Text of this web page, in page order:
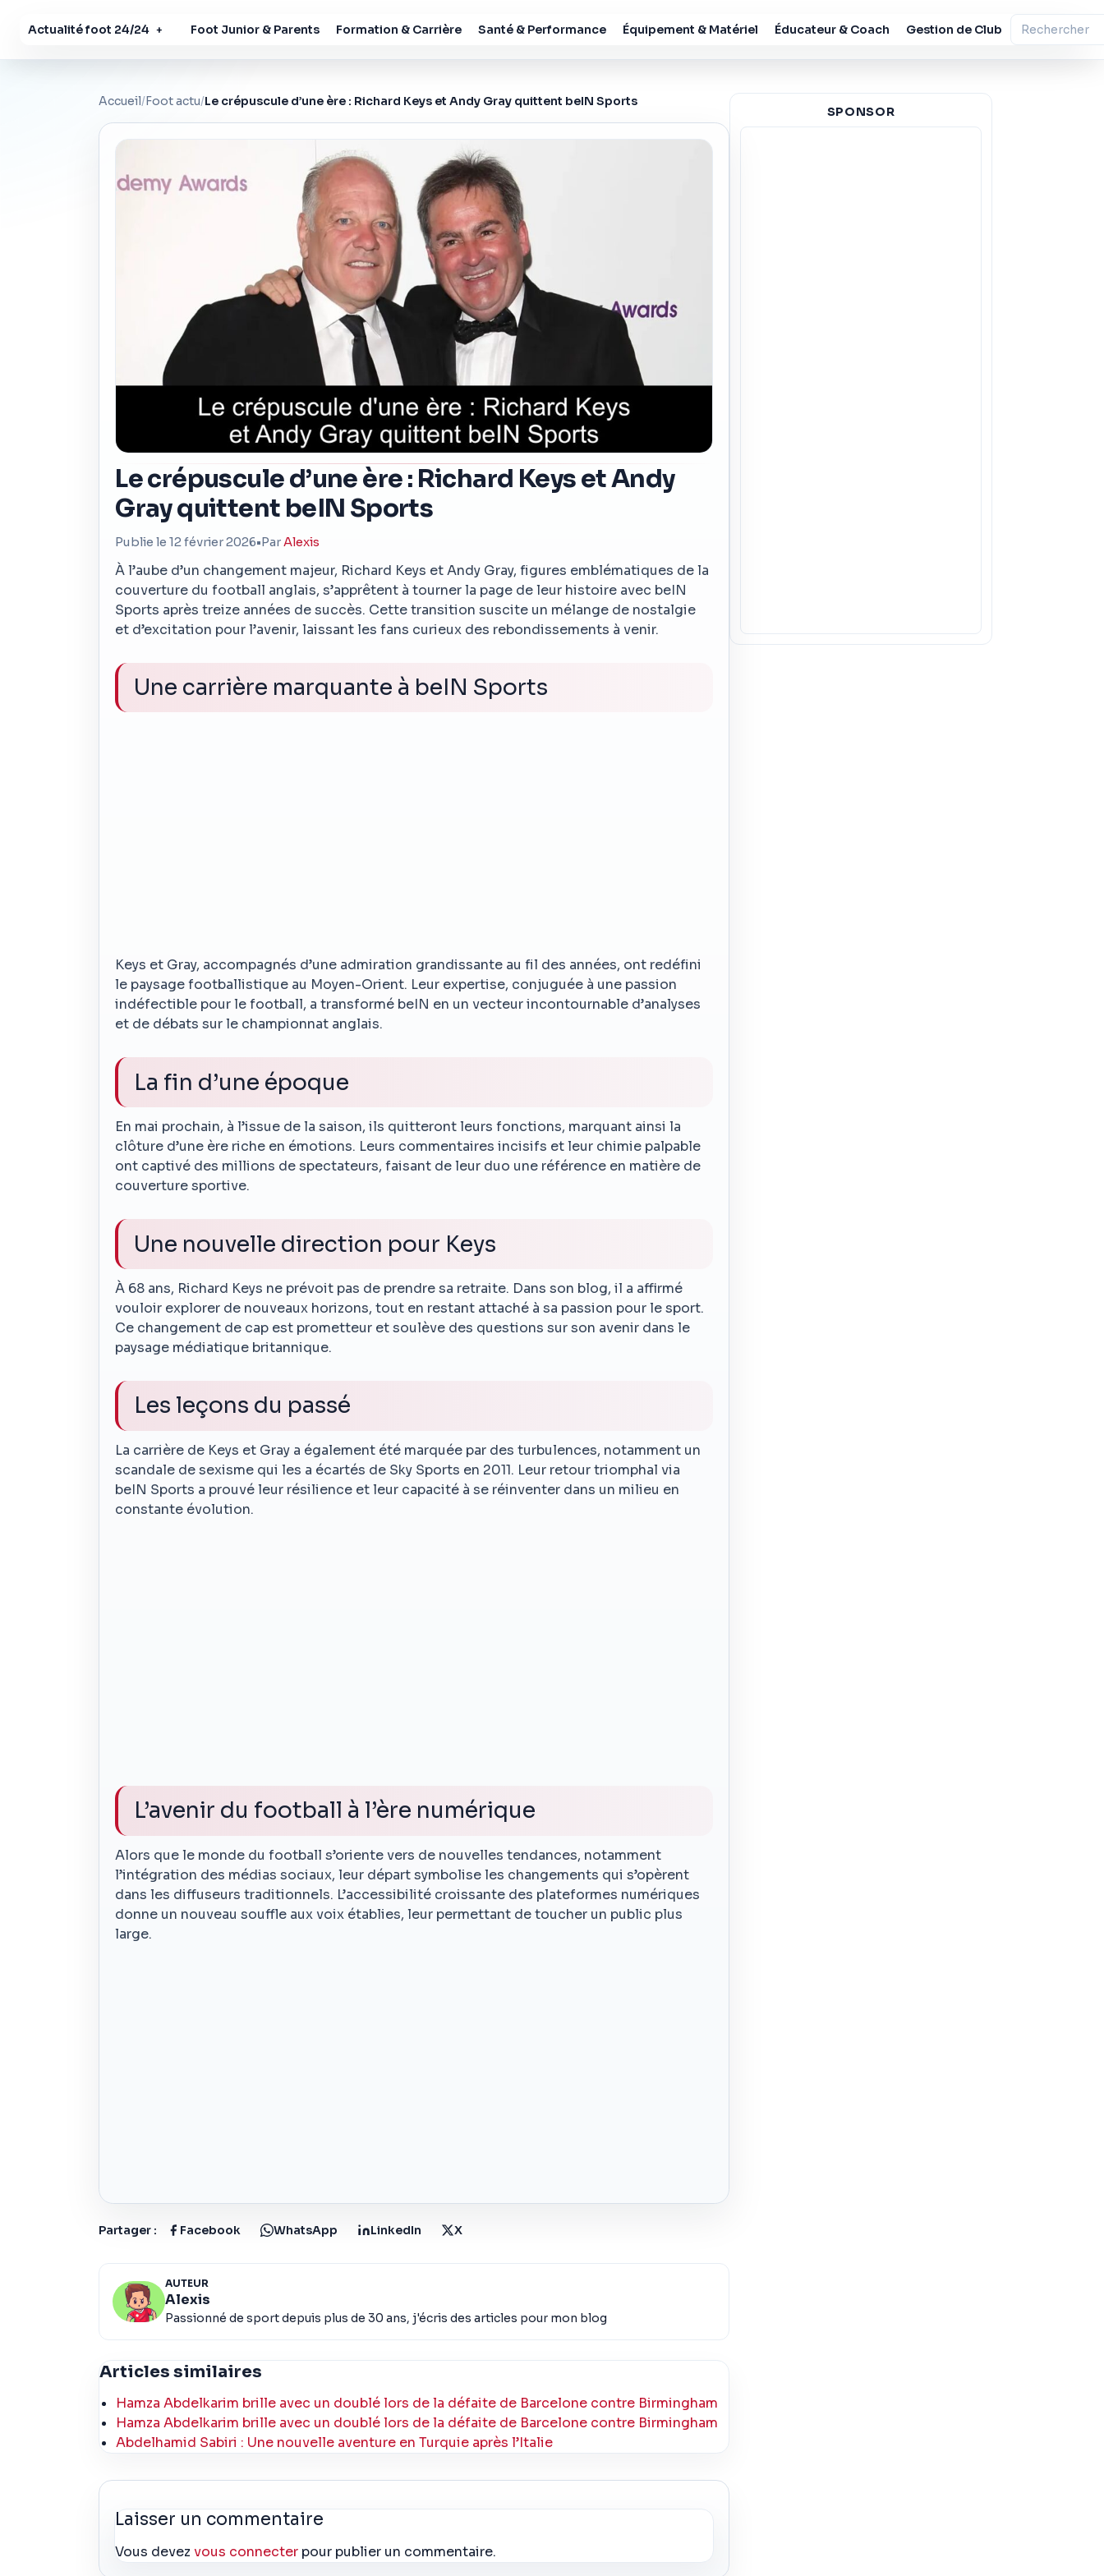
Actualité foot 24/24 + Foot Junior & Parents Formation & Carrière Santé & Performance Équipement & Matériel Éducateur & Coach Gestion de Club
Accueil/Foot actu/Le crépuscule d’une ère : Richard Keys et Andy Gray quittent beIN Sports
Le crépuscule d’une ère : Richard Keys et Andy
Gray quittent beIN Sports
Publie le 12 février 2026•ParAlexis
À l’aube d’un changement majeur, Richard Keys et Andy Gray, figures emblématiques de la
couverture du football anglais, s’apprêtent à tourner la page de leur histoire avec beIN
Sports après treize années de succès. Cette transition suscite un mélange de nostalgie
et d’excitation pour l’avenir, laissant les fans curieux des rebondissements à venir.
Une carrière marquante à beIN Sports
Keys et Gray, accompagnés d’une admiration grandissante au fil des années, ont redéfini
le paysage footballistique au Moyen-Orient. Leur expertise, conjuguée à une passion
indéfectible pour le football, a transformé beIN en un vecteur incontournable d’analyses
et de débats sur le championnat anglais.
La fin d’une époque
En mai prochain, à l’issue de la saison, ils quitteront leurs fonctions, marquant ainsi la
clôture d’une ère riche en émotions. Leurs commentaires incisifs et leur chimie palpable
ont captivé des millions de spectateurs, faisant de leur duo une référence en matière de
couverture sportive.
Une nouvelle direction pour Keys
À 68 ans, Richard Keys ne prévoit pas de prendre sa retraite. Dans son blog, il a affirmé
vouloir explorer de nouveaux horizons, tout en restant attaché à sa passion pour le sport.
Ce changement de cap est prometteur et soulève des questions sur son avenir dans le
paysage médiatique britannique.
Les leçons du passé
La carrière de Keys et Gray a également été marquée par des turbulences, notamment un
scandale de sexisme qui les a écartés de Sky Sports en 2011. Leur retour triomphal via
beIN Sports a prouvé leur résilience et leur capacité à se réinventer dans un milieu en
constante évolution.
L’avenir du football à l’ère numérique
Alors que le monde du football s’oriente vers de nouvelles tendances, notamment
l’intégration des médias sociaux, leur départ symbolise les changements qui s’opèrent
dans les diffuseurs traditionnels. L’accessibilité croissante des plateformes numériques
donne un nouveau souffle aux voix établies, leur permettant de toucher un public plus
large.
Partager : Facebook WhatsApp LinkedIn X
AUTEUR
Alexis
Passionné de sport depuis plus de 30 ans, j'écris des articles pour mon blog
Articles similaires
Hamza Abdelkarim brille avec un doublé lors de la défaite de Barcelone contre Birmingham
Hamza Abdelkarim brille avec un doublé lors de la défaite de Barcelone contre Birmingham
Abdelhamid Sabiri : Une nouvelle aventure en Turquie après l’Italie
Laisser un commentaire
Vous devezvous connecter pour publier un commentaire.
SPONSOR